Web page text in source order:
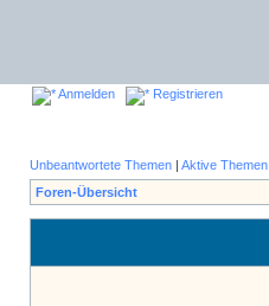
Anmelden Registrieren
Unbeantwortete Themen | Aktive Themen
Foren-Übersicht